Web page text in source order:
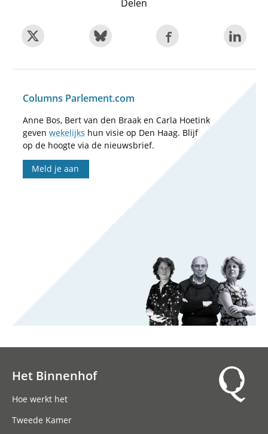
Delen
Columns Parlement.com
Anne Bos, Bert van den Braak en Carla Hoetink
geven wekelijks hun visie op Den Haag. Blijf
op de hoogte via de nieuwsbrief.
Meld je aan
Het Binnenhof
Hoe werkt het
Tweede Kamer